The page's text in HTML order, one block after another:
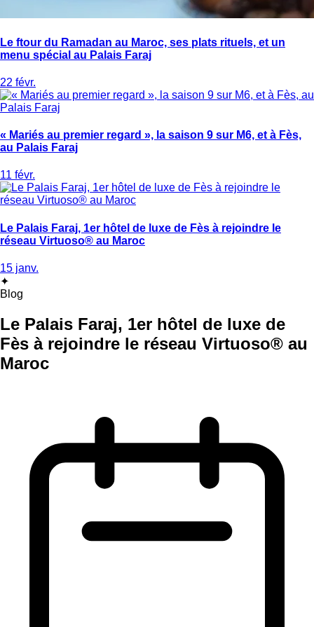
Le ftour du Ramadan au Maroc, ses plats rituels, et un
menu spécial au Palais Faraj
22 févr.
« Mariés au premier regard », la saison 9 sur M6, et à Fès,
au Palais Faraj
11 févr.
Le Palais Faraj, 1er hôtel de luxe de Fès à rejoindre le
réseau Virtuoso® au Maroc
15 janv.
✦
Blog
Le Palais Faraj, 1er hôtel de luxe de
Fès à rejoindre le réseau Virtuoso® au
Maroc